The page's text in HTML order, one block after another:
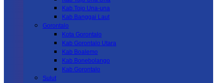
Kab.Tojo Una-una
Kab.Banggai Laut
Gorontalo
Kota Gorontalo
Kab Gorontalo Utara
Kab Boalemo
Kab.Bonebolango
Kab.Gorontalo
Sulut